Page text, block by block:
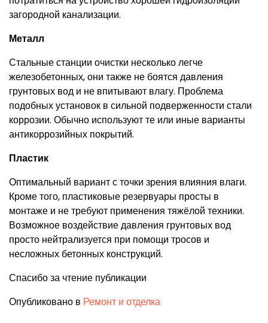
загородной канализации.
Металл
Стальные станции очистки несколько легче
железобетонных, они также не боятся давления
грунтовых вод и не впитывают влагу. Проблема
подобных установок в сильной подверженности стали
коррозии. Обычно используют те или иные варианты
антикоррозийных покрытий.
Пластик
Оптимальный вариант с точки зрения влияния влаги.
Кроме того, пластиковые резервуары просты в
монтаже и не требуют применения тяжёлой техники.
Возможное воздействие давления грунтовых вод
просто нейтрализуется при помощи тросов и
несложных бетонных конструкций.
Спасибо за чтение публикации
Опубликовано в Ремонт и отделка